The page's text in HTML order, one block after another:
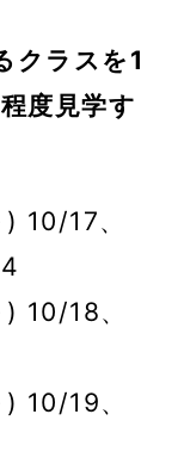
クラスを1
度見学す
10/17、
10/18、
10/19、